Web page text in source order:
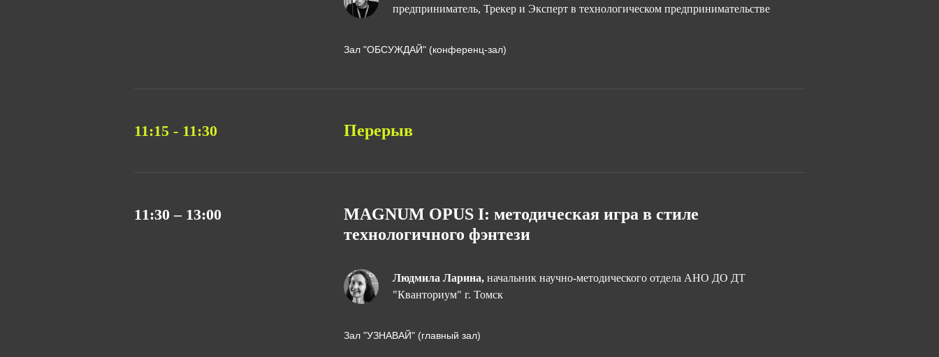
предприниматель, Трекер и Эксперт в технологическом предпринимательстве
Зал "ОБСУЖДАЙ" (конференц-зал)
11:15 - 11:30 Перерыв
11:30 – 13:00
MAGNUM OPUS I: методическая игра в стиле
технологичного фэнтези
Людмила Ларина, начальник научно-методического отдела АНО ДО ДТ
"Кванториум" г. Томск
Зал "УЗНАВАЙ" (главный зал)